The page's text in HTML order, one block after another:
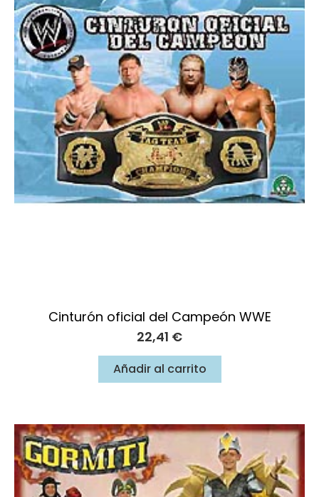
Cinturón oficial del Campeón WWE
22,41 €
Añadir al carrito